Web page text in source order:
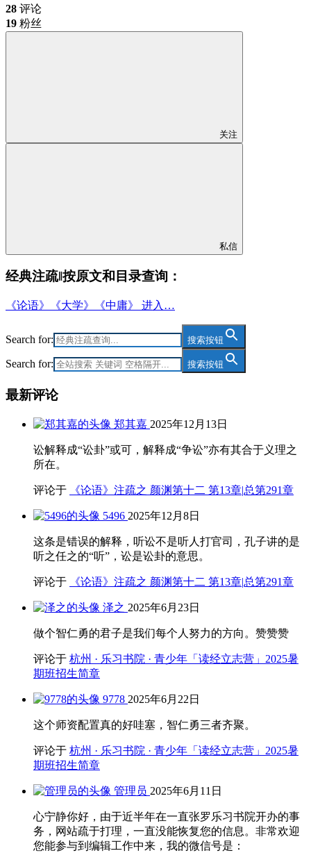
28 评论
19 粉丝
关注
私信
经典注疏‖按原文和目录查询：
《论语》《大学》《中庸》 进入…
Search for: 搜索按钮
Search for: 搜索按钮
最新评论
郑其嘉 2025年12月13日
讼解释成“讼卦”或可，解释成“争讼”亦有其合于义理之
所在。
评论于 《论语》注疏之 颜渊第十二 第13章|总第291章
5496 2025年12月8日
这条是错误的解释，听讼不是听人打官司，孔子讲的是
听之任之的“听”，讼是讼卦的意思。
评论于 《论语》注疏之 颜渊第十二 第13章|总第291章
泽之 2025年6月23日
做个智仁勇的君子是我们每个人努力的方向。赞赞赞
评论于 杭州 · 乐习书院 · 青少年「读经立志营」2025暑
期班招生简章
9778 2025年6月22日
这个师资配置真的好哇塞，智仁勇三者齐聚。
评论于 杭州 · 乐习书院 · 青少年「读经立志营」2025暑
期班招生简章
管理员 2025年6月11日
心宁静你好，由于近半年在一直张罗乐习书院开办的事
务，网站疏于打理，一直没能恢复您的信息。非常欢迎
您能参与到编辑工作中来，我的微信号是：